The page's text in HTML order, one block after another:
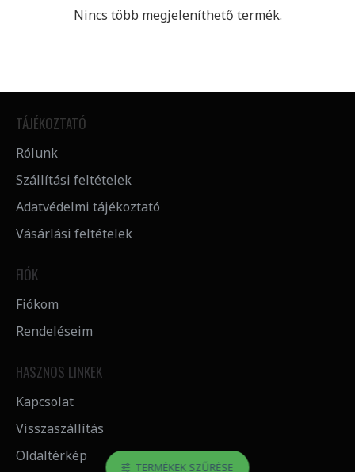
Nincs több megjeleníthető termék.
TÁJÉKOZTATÓ
Rólunk
Szállítási feltételek
Adatvédelmi tájékoztató
Vásárlási feltételek
FIÓK
Fiókom
Rendeléseim
HASZNOS LINKEK
Kapcsolat
Visszaszállítás
Oldaltérkép
TERMÉKEK SZŰRÉSE